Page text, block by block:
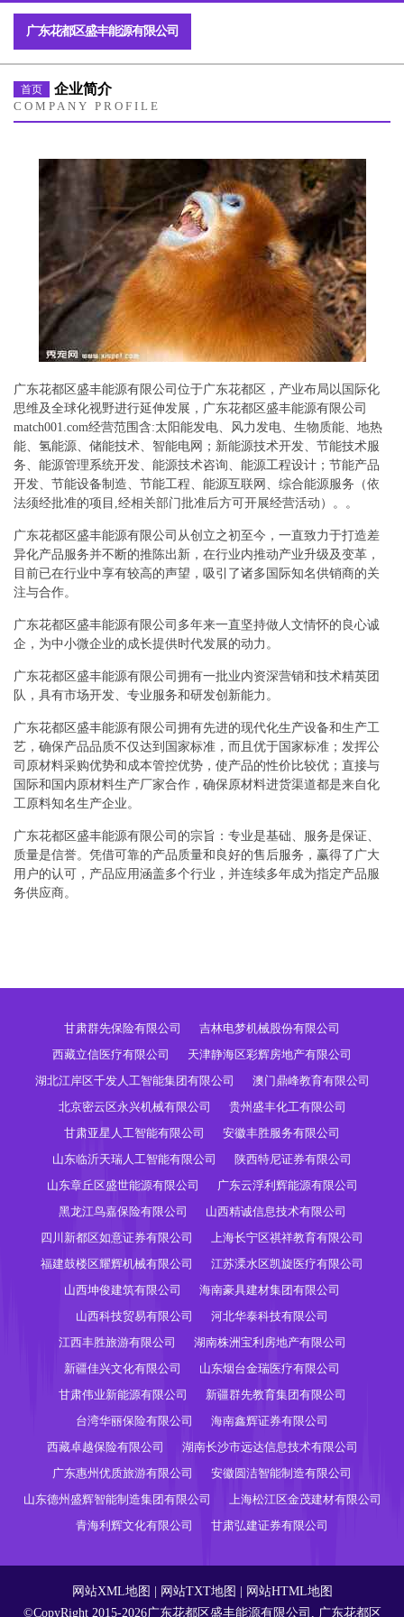
广东花都区盛丰能源有限公司
首页 企业简介
COMPANY PROFILE
广东花都区盛丰能源有限公司位于广东花都区，产业布局以国际化
思维及全球化视野进行延伸发展，广东花都区盛丰能源有限公司
match001.com经营范围含:太阳能发电、风力发电、生物质能、地热
能、氢能源、储能技术、智能电网；新能源技术开发、节能技术服
务、能源管理系统开发、能源技术咨询、能源工程设计；节能产品
开发、节能设备制造、节能工程、能源互联网、综合能源服务（依
法须经批准的项目,经相关部门批准后方可开展经营活动）。。
广东花都区盛丰能源有限公司从创立之初至今，一直致力于打造差
异化产品服务并不断的推陈出新，在行业内推动产业升级及变革，
目前已在行业中享有较高的声望，吸引了诸多国际知名供销商的关
注与合作。
广东花都区盛丰能源有限公司多年来一直坚持做人文情怀的良心诚
企，为中小微企业的成长提供时代发展的动力。
广东花都区盛丰能源有限公司拥有一批业内资深营销和技术精英团
队，具有市场开发、专业服务和研发创新能力。
广东花都区盛丰能源有限公司拥有先进的现代化生产设备和生产工
艺，确保产品品质不仅达到国家标准，而且优于国家标准；发挥公
司原材料采购优势和成本管控优势，使产品的性价比较优；直接与
国际和国内原材料生产厂家合作，确保原材料进货渠道都是来自化
工原料知名生产企业。
广东花都区盛丰能源有限公司的宗旨：专业是基础、服务是保证、
质量是信誉。凭借可靠的产品质量和良好的售后服务，赢得了广大
用户的认可，产品应用涵盖多个行业，并连续多年成为指定产品服
务供应商。
甘肃群先保险有限公司
吉林电梦机械股份有限公司
西藏立信医疗有限公司
天津静海区彩辉房地产有限公司
湖北江岸区千发人工智能集团有限公司
澳门鼎峰教育有限公司
北京密云区永兴机械有限公司
贵州盛丰化工有限公司
甘肃亚星人工智能有限公司
安徽丰胜服务有限公司
山东临沂天瑞人工智能有限公司
陕西特尼证券有限公司
山东章丘区盛世能源有限公司
广东云浮利辉能源有限公司
黑龙江鸟嘉保险有限公司
山西精诚信息技术有限公司
四川新都区如意证券有限公司
上海长宁区祺祥教育有限公司
福建鼓楼区耀辉机械有限公司
江苏溧水区凯旋医疗有限公司
山西坤俊建筑有限公司
海南豪具建材集团有限公司
山西科技贸易有限公司
河北华泰科技有限公司
江西丰胜旅游有限公司
湖南株洲宝利房地产有限公司
新疆佳兴文化有限公司
山东烟台金瑞医疗有限公司
甘肃伟业新能源有限公司
新疆群先教育集团有限公司
台湾华丽保险有限公司
海南鑫辉证券有限公司
西藏卓越保险有限公司
湖南长沙市远达信息技术有限公司
广东惠州优质旅游有限公司
安徽圆洁智能制造有限公司
山东德州盛辉智能制造集团有限公司
上海松江区金茂建材有限公司
青海利辉文化有限公司
甘肃弘建证券有限公司
网站XML地图 网站TXT地图
网站HTML地图
©CopyRight 2015-2026广东花都区盛丰能源有限公司, 广东花都区